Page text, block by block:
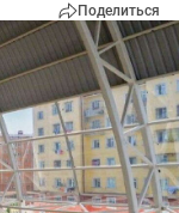
Поделиться